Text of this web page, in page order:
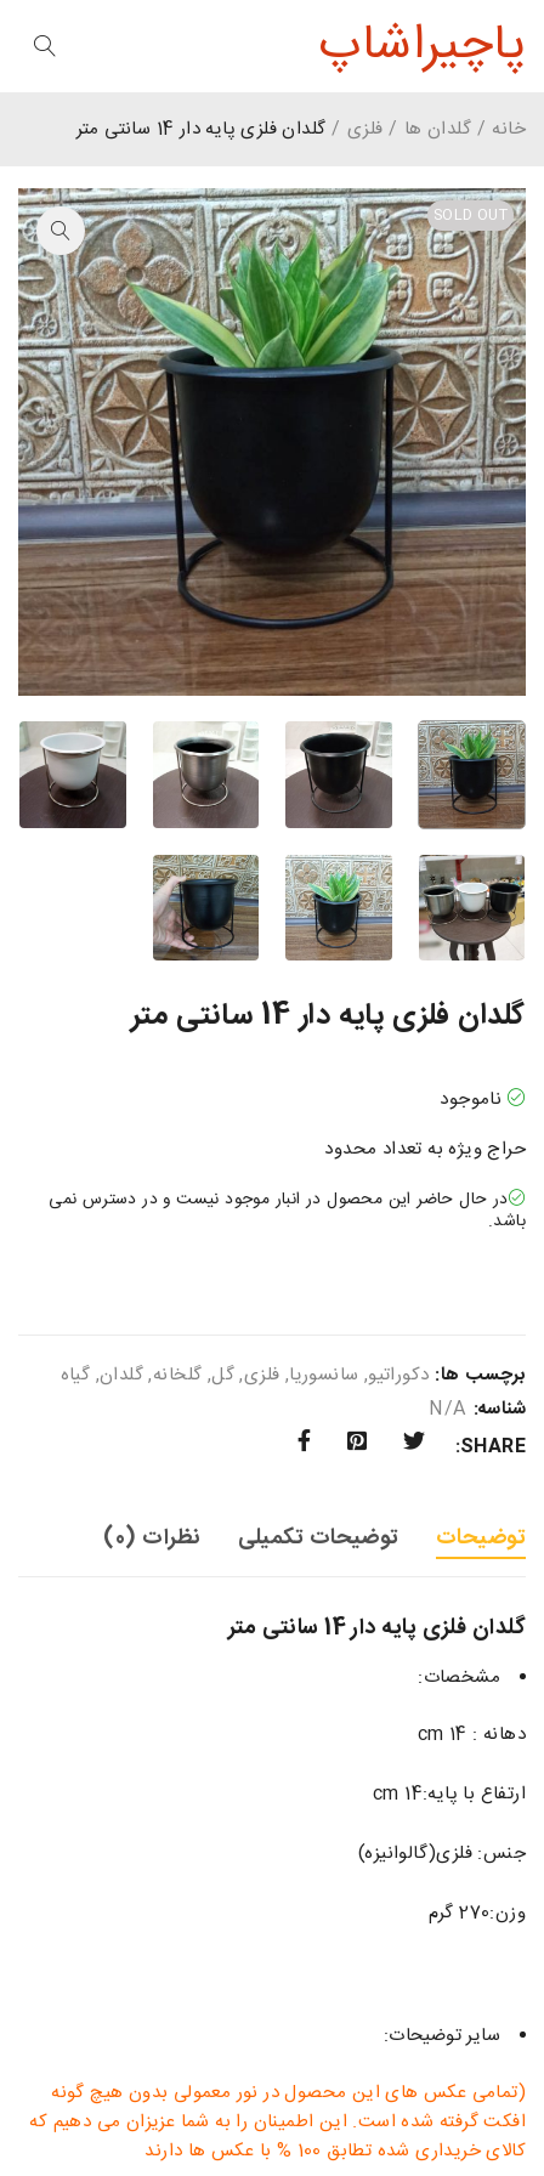
پاچیراشاپ
خانه / گلدان ها / فلزی / گلدان فلزی پایه دار 14 سانتی متر
SOLD OUT
گلدان فلزی پایه دار 14 سانتی متر
ناموجود
حراج ویژه به تعداد محدود
در حال حاضر این محصول در انبار موجود نیست و در دسترس نمی
باشد.
برچسب ها: دکوراتیو, سانسوریا, فلزی,گل, گلخانه,گلدان, گیاه
شناسه: N/A
SHARE:
توضیحات توضیحات تکمیلی نظرات (0)
گلدان فلزی پایه دار 14 سانتی متر
مشخصات:
دهانه : 14 cm
ارتفاع با پایه:14 cm
جنس: فلزی(گالوانیزه)
وزن:270 گرم
سایر توضیحات:
(تمامی عکس های این محصول در نور معمولی بدون هیچ گونه
افکت گرفته شده است. این اطمینان را به شما عزیزان می دهیم که
کالای خریداری شده تطابق 100 % با عکس ها دارند